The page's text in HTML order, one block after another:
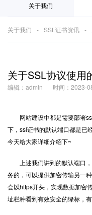
关于我们
关于我们 SSL证书资讯
关于SSL协议使用
编辑：admin 时间：2023-
网站建设中都是需要部署
下，ssl证书的默认端口都是已
今天给大家详细介绍下~
上述我们讲到的默认端口，
务的，可以提供加密传输另一
会以https开头，实现数据加密
址栏种看到有效安全的绿标，